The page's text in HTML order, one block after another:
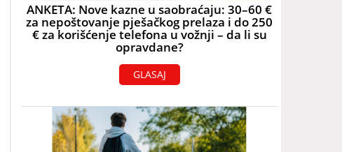
ANKETA: Nove kazne u saobraćaju: 30–60 €
za nepoštovanje pješačkog prelaza i do 250
€ za korišćenje telefona u vožnji – da li su
opravdane?
GLASAJ